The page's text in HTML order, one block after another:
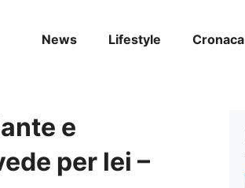
News Lifestyle Cronaca
e
per lei –